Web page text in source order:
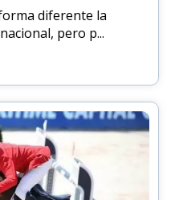
diferente la
pero p...